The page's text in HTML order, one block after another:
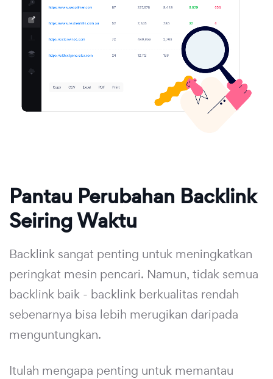
Pantau Perubahan Backlink
Seiring Waktu
Backlink sangat penting untuk meningkatkan
peringkat mesin pencari. Namun, tidak semua
backlink baik - backlink berkualitas rendah
sebenarnya bisa lebih merugikan daripada
menguntungkan.
Itulah mengapa penting untuk memantau